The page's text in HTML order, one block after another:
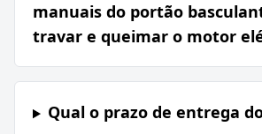
manuais do portão
travar e queimar o motor
Qual o prazo de entrega